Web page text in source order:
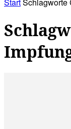
StartSchlagworte